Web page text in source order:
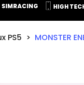
SIMRACING HIGH
PS5 MONSTER